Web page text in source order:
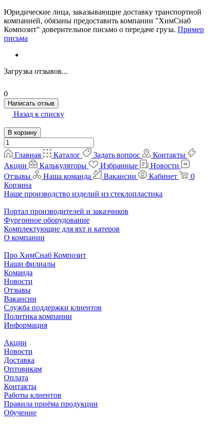
Юридические лица, заказывающие доставку транспортной
компанией, обязаны предоставить компании "ХимСнаб
Композит" доверительное письмо о передаче груза. Пример
письма
Загрузка отзывов...
0
Написать отзыв
Назад к списку
В корзину
Главная Каталог Задать вопрос
Контакты
Акции
Калькуляторы Избранные
Новости
Отзывы
Наша команда Вакансии Кабинет
0
Корзина
Наше производство изделий из стеклопластика
Портал производителей и заказчиков
Фургонное оборудование
Комплектующие для яхт и катеров
О компании
Про ХимСнаб Композит
Наши филиалы
Команда
Новости
Отзывы
Вакансии
Служба поддержки клиентов
Политика компании
Информация
Акции
Новости
Доставка
Оптовикам
Оплата
Контакты
Работы клиентов
Правила приёма продукции
Обучение